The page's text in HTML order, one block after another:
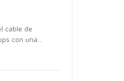
cable de
con una